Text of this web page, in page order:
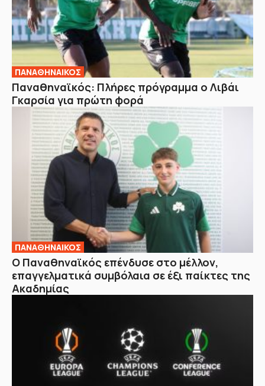
ΠΑΝΑΘΗΝΑΙΚΟΣ
Παναθηναϊκός: Πλήρες πρόγραμμα ο Λιβάι
Γκαρσία για πρώτη φορά
ΠΑΝΑΘΗΝΑΙΚΟΣ
Ο Παναθηναϊκός επένδυσε στο μέλλον,
επαγγελματικά συμβόλαια σε έξι παίκτες της
Ακαδημίας